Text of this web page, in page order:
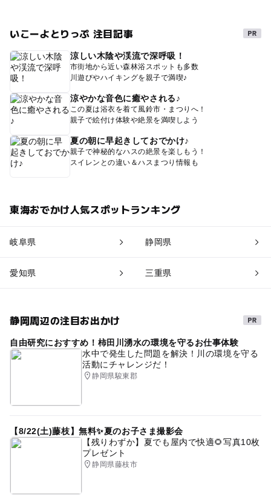
いこーよとりっぷ 注目記事
涼しい木陰や渓流で深呼吸！
市街地から近い森林浴スポットも多数
川遊びやハイキングを親子で満喫♪
涼やかな音色に癒やされる♪
この夏は浴衣を着て風鈴市・まつりへ！
親子で絵付け体験や絶景を満喫しよう
夏の朝に早起きしておでかけ♪
親子で神秘的なハスの絶景を楽しもう！
スイレンとの違い＆ハスまつり情報も
東海おでかけ人気スポットランキング
岐阜県 静岡県
愛知県 三重県
静岡周辺の注目お出かけ
自由研究におすすめ！柿田川湧水の環境を守るお仕事体験
水中で発生した問題を解決！川の環境を守る
活動にチャレンジだ！
静岡県駿東郡
【8/22(土)藤枝】無料✨夏のお子さま撮影会
【残りわずか】夏でも屋内で快適🌻写真10枚
プレゼント
静岡県藤枝市